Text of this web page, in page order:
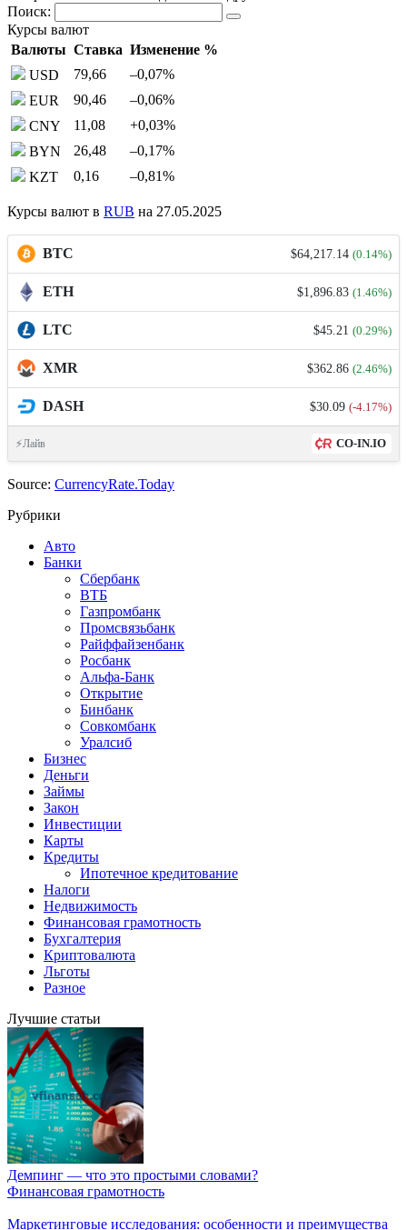
Поиск:
Курсы валют
Валюты Ставка Изменение %
USD
79,66 –0,07%
EUR
90,46 –0,06%
CNY
11,08 +0,03%
BYN
26,48 –0,17%
KZT
0,16 –0,81%
Курсы валют в RUB на 27.05.2025
BTC $64,217.14 (0.14%)
ETH $1,896.83 (1.46%)
LTC $45.21 (0.29%)
XMR $362.86 (2.46%)
DASH $30.09 (-4.17%)
⚡Лайв CO-IN.IO
Source: CurrencyRate.Today
Рубрики
Авто
Банки
Сбербанк
ВТБ
Газпромбанк
Промсвязьбанк
Райффайзенбанк
Росбанк
Альфа-Банк
Открытие
Бинбанк
Совкомбанк
Уралсиб
Бизнес
Деньги
Займы
Закон
Инвестиции
Карты
Кредиты
Ипотечное кредитование
Налоги
Недвижимость
Финансовая грамотность
Бухгалтерия
Криптовалюта
Льготы
Разное
Лучшие статьи
Демпинг — что это простыми словами?
Финансовая грамотность
Маркетинговые исследования: особенности и преимущества